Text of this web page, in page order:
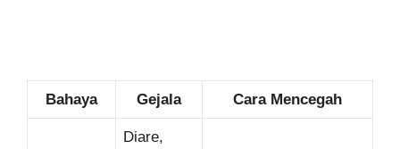
Bahaya Gejala Cara Mencegah
Diare,